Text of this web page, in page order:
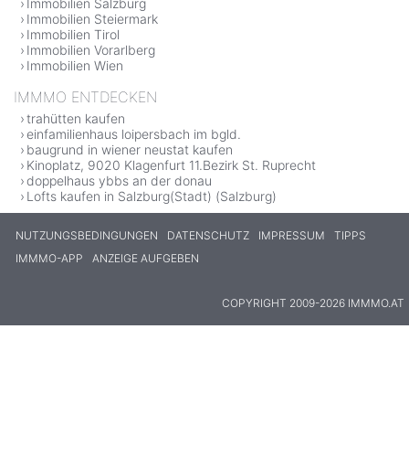
Immobilien Steiermark
Immobilien Tirol
Immobilien Vorarlberg
Immobilien Wien
IMMMO ENTDECKEN
trahütten kaufen
einfamilienhaus loipersbach im bgld.
baugrund in wiener neustat kaufen
Kinoplatz, 9020 Klagenfurt 11.Bezirk St. Ruprecht
doppelhaus ybbs an der donau
Lofts kaufen in Salzburg(Stadt) (Salzburg)
NUTZUNGSBEDINGUNGEN DATENSCHUTZ IMPRESSUM
TIPPS
IMMMO-APP
ANZEIGE AUFGEBEN
COPYRIGHT 2009-2026 IMMMO.AT